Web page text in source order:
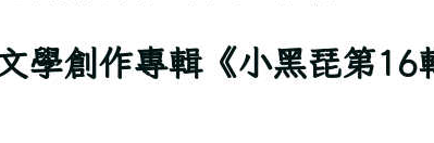
學創作專輯《小黑琵第16